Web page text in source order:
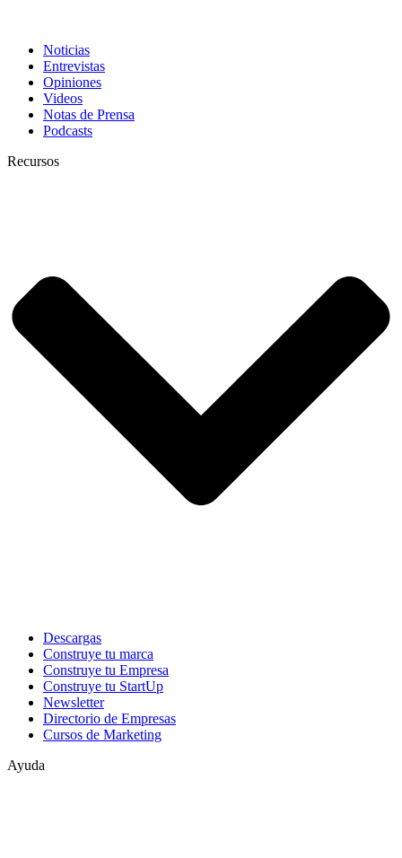
Noticias
Entrevistas
Opiniones
Videos
Notas de Prensa
Podcasts
Recursos
Descargas
Construye tu marca
Construye tu Empresa
Construye tu StartUp
Newsletter
Directorio de Empresas
Cursos de Marketing
Ayuda